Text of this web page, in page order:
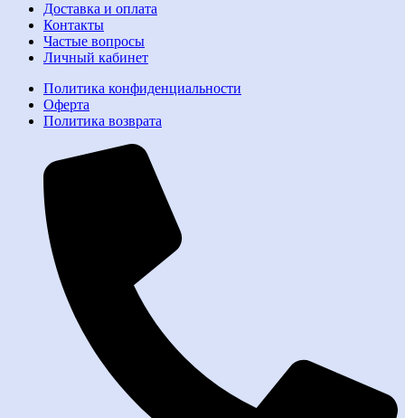
Доставка и оплата
Контакты
Частые вопросы
Личный кабинет
Политика конфиденциальности
Оферта
Политика возврата